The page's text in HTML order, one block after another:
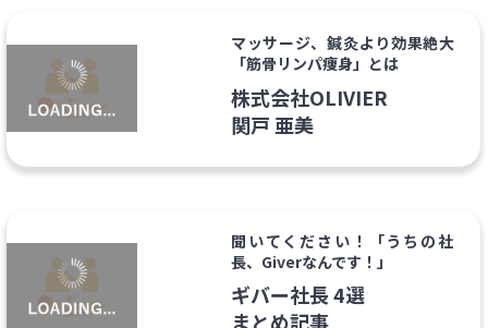
マッサージ、鍼灸より効果絶大
「筋骨リンパ痩身」とは
株式会社OLIVIER
関戸 亜美
聞いてください！「うちの社
長、Giverなんです！」
ギバー社長 4選
まとめ記事